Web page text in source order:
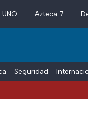
Azteca 7
Seguridad